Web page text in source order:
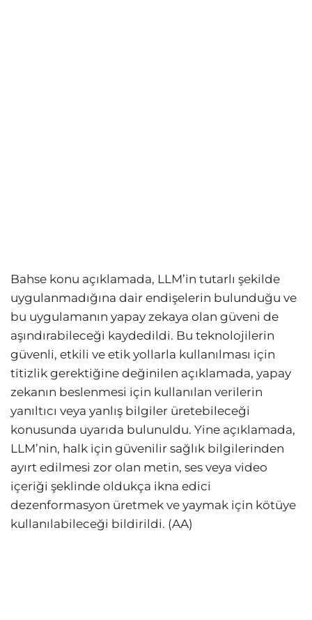
Bahse konu açıklamada, LLM’in tutarlı şekilde
uygulanmadığına dair endişelerin bulunduğu ve
bu uygulamanın yapay zekaya olan güveni de
aşındırabileceği kaydedildi. Bu teknolojilerin
güvenli, etkili ve etik yollarla kullanılması için
titizlik gerektiğine değinilen açıklamada, yapay
zekanın beslenmesi için kullanılan verilerin
yanıltıcı veya yanlış bilgiler üretebileceği
konusunda uyarıda bulunuldu. Yine açıklamada,
LLM’nin, halk için güvenilir sağlık bilgilerinden
ayırt edilmesi zor olan metin, ses veya video
içeriği şeklinde oldukça ikna edici
dezenformasyon üretmek ve yaymak için kötüye
kullanılabileceği bildirildi. (AA)